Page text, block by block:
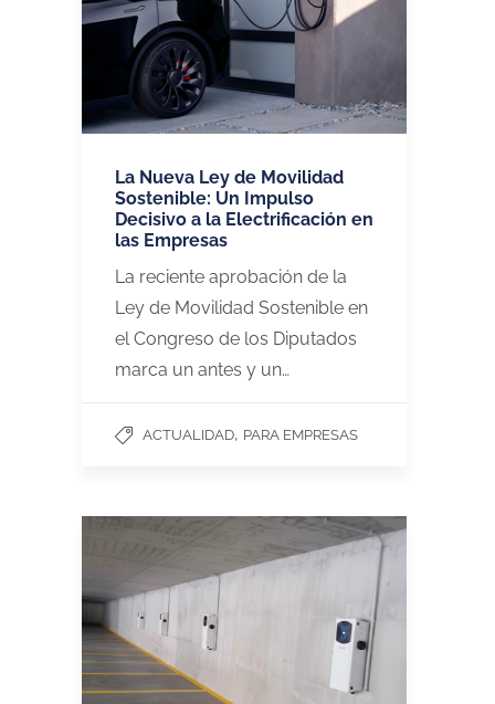
La Nueva Ley de Movilidad
Sostenible: Un Impulso
Decisivo a la Electrificación en
las Empresas
La reciente aprobación de la
Ley de Movilidad Sostenible en
el Congreso de los Diputados
marca un antes y un…
ACTUALIDAD, PARA EMPRESAS